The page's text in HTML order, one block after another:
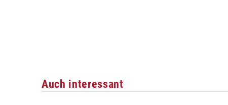
Auch interessant